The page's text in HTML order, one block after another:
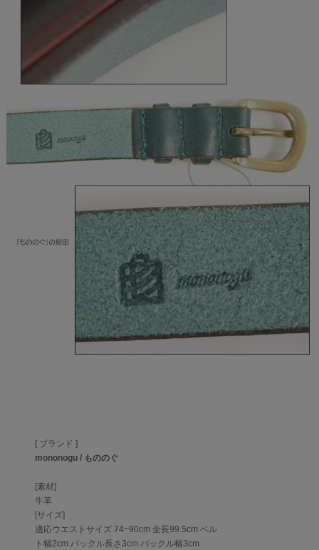
[ ブランド ]
mononogu / もののぐ
[素材]
牛革
[サイズ]
適応ウエストサイズ 74~90cm 全長99.5cm ベル
ト幅2cm バックル長さ3cm バックル幅3cm